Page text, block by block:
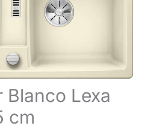
Blanco Lexa
cm